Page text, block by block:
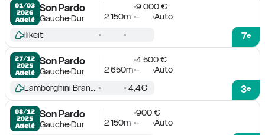
01/03
2026
Attelé
Son Pardo
GaucheDur
9 000 €
2 150m - Auto
7e
Ilikeit
27/12
2025
Attelé
Son Pardo
GaucheDur
4 500 €
2 650m - Auto
3e
Lamborghini Branch 4,4€
08/12
2025
Attelé
Son Pardo
GaucheDur
900 €
2 150m - Auto